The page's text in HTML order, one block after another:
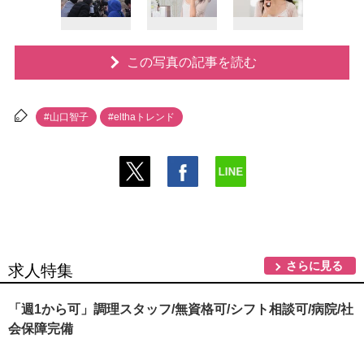
この写真の記事を読む
#山口智子 #elthaトレンド
求人特集 さらに見る
「週1から可」調理スタッフ/無資格可/シフト相談可/病院/社
会保障完備